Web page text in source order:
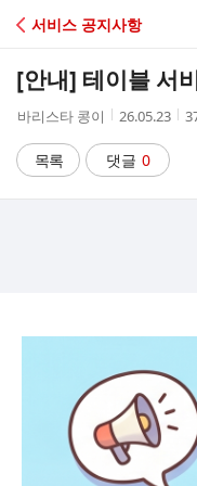
C
A
서비스 공지사항
[안내] 테이블 서
작
자
바리스타 콩이
작
시
간
26.05.23
조
목록 댓글 0